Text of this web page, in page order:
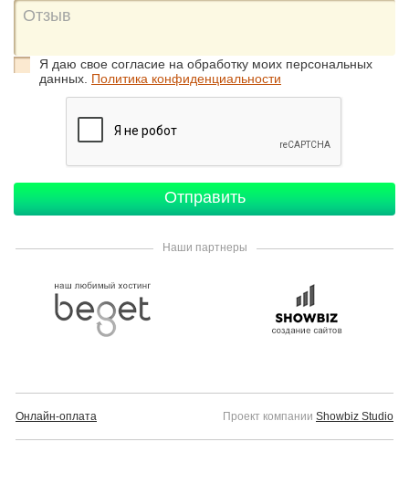
Я даю свое согласие на обработку моих персональных
данных. Политика конфиденциальности
Наши партнеры
Онлайн-оплата Проект компании Showbiz Studio